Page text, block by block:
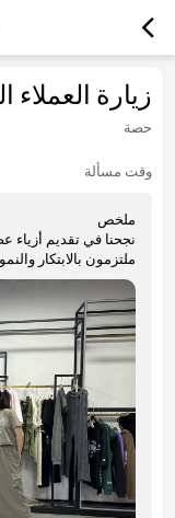
زيارة العملاء
حصة
وقت مسألة
ملخص
نجحنا في تقديم أزياء
ملتزمون بالابتكار